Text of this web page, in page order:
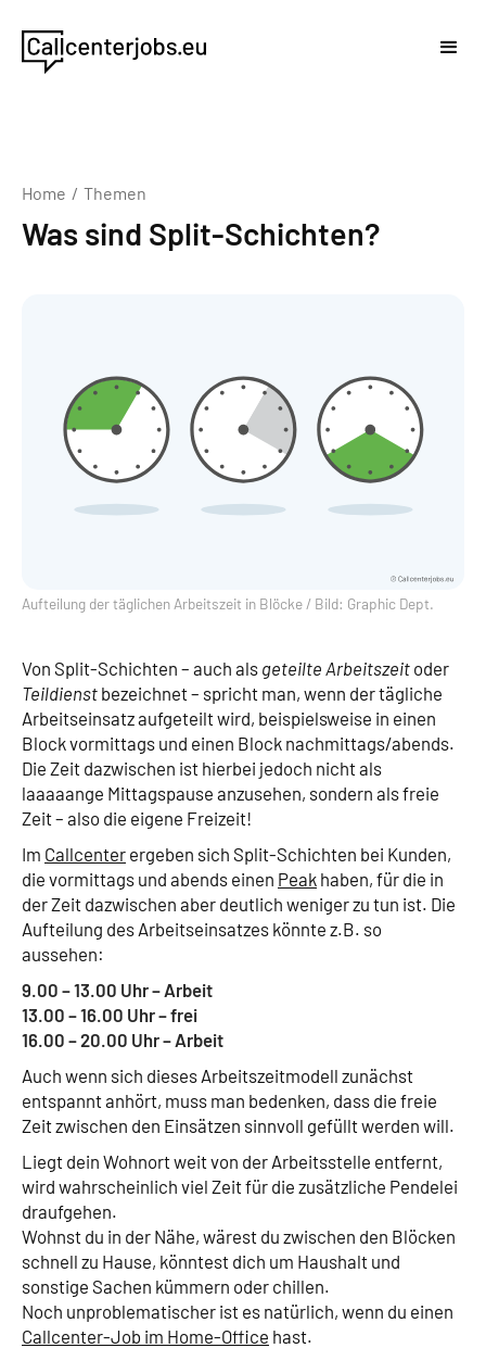
Home / Themen
Was sind Split-Schichten?
Aufteilung der täglichen Arbeitszeit in Blöcke / Bild: Graphic Dept.
Von Split-Schichten – auch als geteilte Arbeitszeit oder
Teildienst bezeichnet – spricht man, wenn der tägliche
Arbeitseinsatz aufgeteilt wird, beispielsweise in einen
Block vormittags und einen Block nachmittags/abends.
Die Zeit dazwischen ist hierbei jedoch nicht als
laaaaange Mittagspause anzusehen, sondern als freie
Zeit – also die eigene Freizeit!
Im Callcenter ergeben sich Split-Schichten bei Kunden,
die vormittags und abends einen Peak haben, für die in
der Zeit dazwischen aber deutlich weniger zu tun ist. Die
Aufteilung des Arbeitseinsatzes könnte z.B. so
aussehen:
9.00 – 13.00 Uhr – Arbeit
13.00 – 16.00 Uhr – frei
16.00 – 20.00 Uhr – Arbeit
Auch wenn sich dieses Arbeitszeitmodell zunächst
entspannt anhört, muss man bedenken, dass die freie
Zeit zwischen den Einsätzen sinnvoll gefüllt werden will.
Liegt dein Wohnort weit von der Arbeitsstelle entfernt,
wird wahrscheinlich viel Zeit für die zusätzliche Pendelei
draufgehen.
Wohnst du in der Nähe, wärest du zwischen den Blöcken
schnell zu Hause, könntest dich um Haushalt und
sonstige Sachen kümmern oder chillen.
Noch unproblematischer ist es natürlich, wenn du einen
Callcenter-Job im Home-Office hast.